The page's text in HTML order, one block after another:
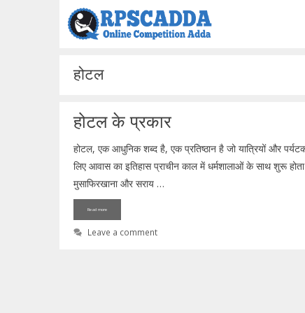
होटल
होटल के प्रकार
होटल, एक आधुनिक शब्द है, एक प्रतिष्ठान है जो यात्रियों और
लिए आवास का इतिहास प्राचीन काल में धर्मशालाओं के साथ शुरू
मुसाफिरखाना और सराय …
Read more
Leave a comment